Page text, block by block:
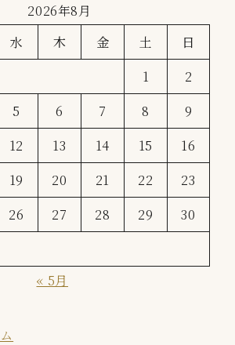
2026年8月
水 木 金 土
日
1
2
5 6 7 8
9
12 13 14 15
16
19 20 21 22
23
26 27 28 29
30
« 5月